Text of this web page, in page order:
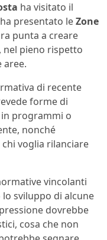
ha visitato il
presentato leZone
punta a creare
nel pieno rispetto
aree.
di recente
forme di
programmi o
nonché
voglia rilanciare
vincolanti
sviluppo di alcune
dovrebbe
cosa che non